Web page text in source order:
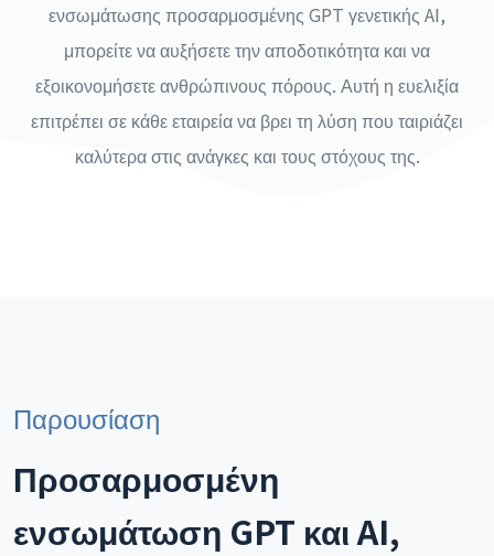
ενσωμάτωσης προσαρμοσμένης GPT γενετικής AI,
μπορείτε να αυξήσετε την αποδοτικότητα και να
εξοικονομήσετε ανθρώπινους πόρους. Αυτή η ευελιξία
επιτρέπει σε κάθε εταιρεία να βρει τη λύση που ταιριάζει
καλύτερα στις ανάγκες και τους στόχους της.
Παρουσίαση
Προσαρμοσμένη
ενσωμάτωση GPT και AI,